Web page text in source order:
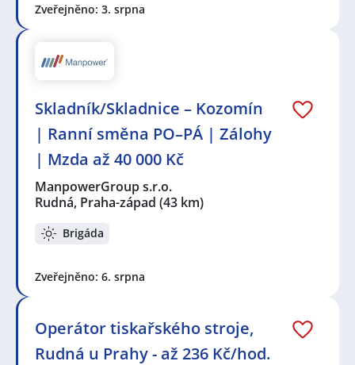
Zveřejněno: 3. srpna
Skladník/Skladnice – Kozomín
| Ranní směna PO–PÁ | Zálohy
| Mzda až 40 000 Kč
ManpowerGroup s.r.o.
Rudná, Praha-západ (43 km)
Brigáda
Zveřejněno: 6. srpna
Operátor tiskařského stroje,
Rudná u Prahy - až 236 Kč/hod.